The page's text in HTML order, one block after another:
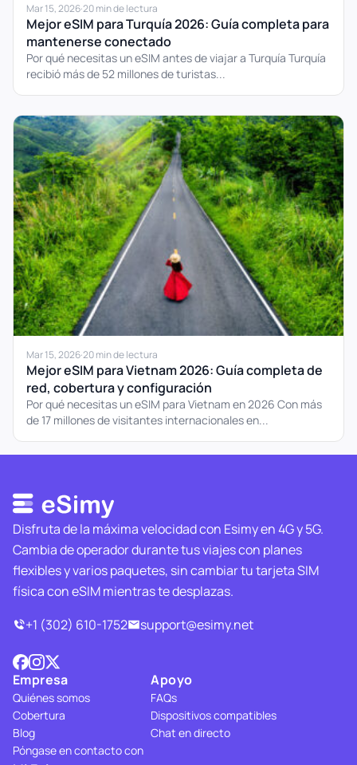
Mar 15, 2026·20 min de lectura
Mejor eSIM para Turquía 2026: Guía completa para
mantenerse conectado
Por qué necesitas un eSIM antes de viajar a Turquía Turquía
recibió más de 52 millones de turistas...
Mar 15, 2026·20 min de lectura
Mejor eSIM para Vietnam 2026: Guía completa de
red, cobertura y configuración
Por qué necesitas un eSIM para Vietnam en 2026 Con más
de 17 millones de visitantes internacionales en...
Disfruta de la máxima velocidad con Esimy en 4G y 5G.
Cambia de operador durante tus viajes con planes
flexibles y varios paquetes, sin cambiar tu tarjeta SIM
física con eSIM mientras te desplazas.
+1 (302) 610-1752
support@esimy.net
Empresa
Quiénes somos
Cobertura
Blog
Póngase en contacto con
Apoyo
FAQs
Dispositivos compatibles
Chat en directo